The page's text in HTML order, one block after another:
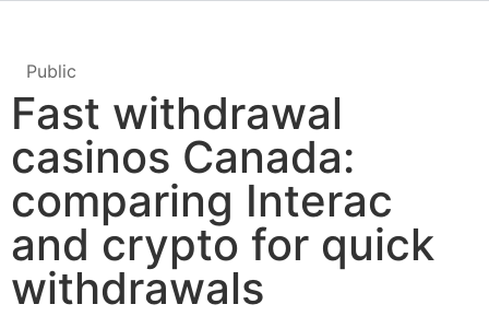
Public
Fast withdrawal
casinos Canada:
comparing Interac
and crypto for quick
withdrawals